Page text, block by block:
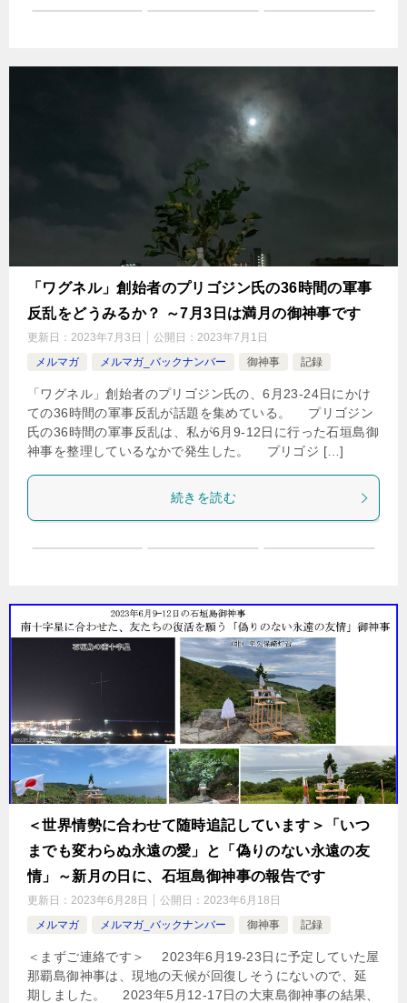
「ワグネル」創始者のプリゴジン氏の36時間の軍事
反乱をどうみるか？ ～7月3日は満月の御神事です
更新日： 2023年7月3日 公開日： 2023年7月1日
メルマガ
メルマガ_バックナンバー 御神事 記録
「ワグネル」創始者のプリゴジン氏の、6月23-24日にかけ
ての36時間の軍事反乱が話題を集めている。 プリゴジン
氏の36時間の軍事反乱は、私が6月9-12日に行った石垣島御
神事を整理しているなかで発生した。 プリゴジ […]
続きを読む
＜世界情勢に合わせて随時追記しています＞「いつ
までも変わらぬ永遠の愛」と「偽りのない永遠の友
情」～新月の日に、石垣島御神事の報告です
更新日： 2023年6月28日 公開日： 2023年6月18日
メルマガ
メルマガ_バックナンバー 御神事 記録
＜まずご連絡です＞ 2023年6月19-23日に予定していた屋
那覇島御神事は、現地の天候が回復しそうにないので、延
期しました。 2023年5月12-17日の大東島御神事の結果、